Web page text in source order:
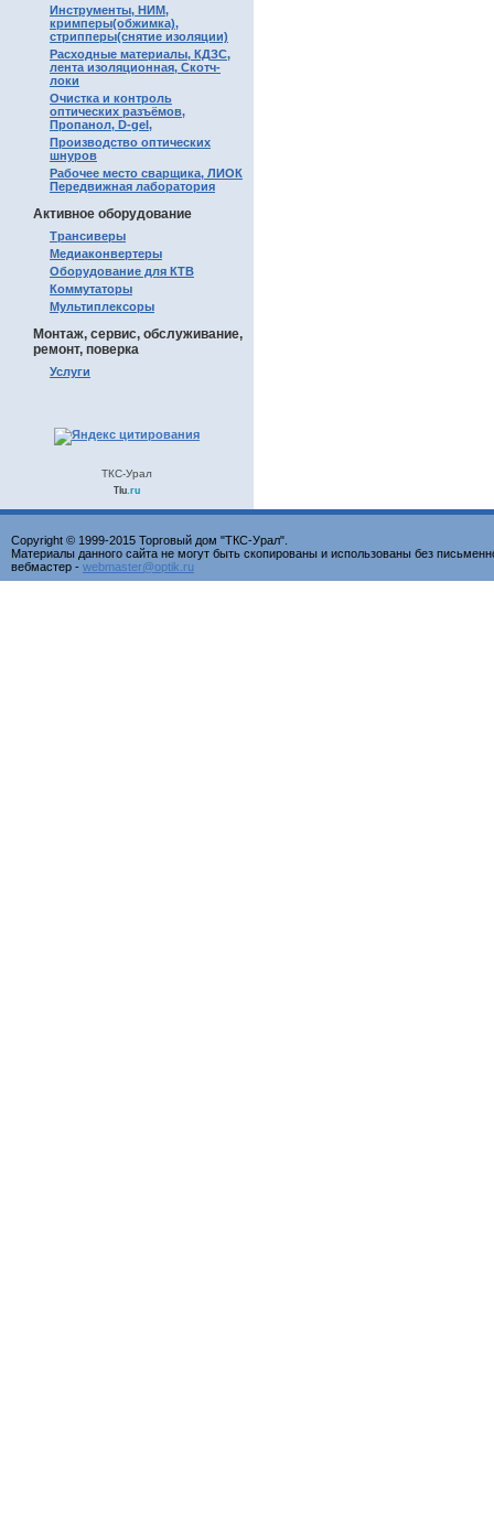
Инструменты, НИМ,
кримперы(обжимка),
стрипперы(снятие изоляции)
Расходные материалы, КДЗС,
лента изоляционная, Скотч-
локи
Очистка и контроль
оптических разъёмов,
Пропанол, D-gel,
Производство оптических
шнуров
Рабочее место сварщика, ЛИОК
Передвижная лаборатория
Активное оборудование
Трансиверы
Медиаконвертеры
Оборудование для КТВ
Коммутаторы
Мультиплексоры
Монтаж, сервис, обслуживание,
ремонт, поверка
Услуги
ТКС-Урал
Tiu.ru
Copyright © 1999-2015 Торговый дом "ТКС-Урал".
Материалы данного сайта не могут быть скопированы и использованы без
вебмастер - webmaster@optik.ru